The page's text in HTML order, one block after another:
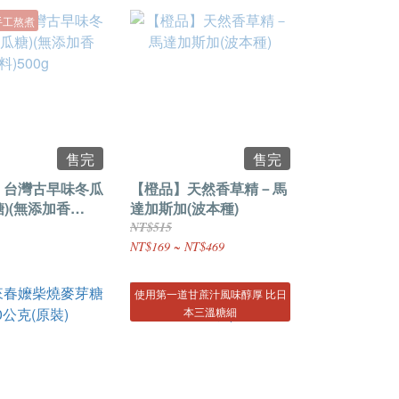
熬煮
售完
灣古早味冬瓜
無添加香
售完
【橙品】天然香草精－馬
達加斯加(波本種)
NT$515
NT$169 ~ NT$469
使用第一道甘蔗汁風味醇厚 比日
本三溫糖細